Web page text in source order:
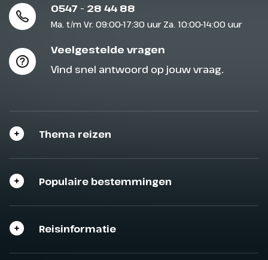
Sluit het programma
Sluiten
Sluiten
0547 - 28 44 88
Ma. t/m Vr. 09:00-17:30 uur Za. 10:00-14:00 uur
Veelgestelde vragen
Vind snel antwoord op jouw vraag.
Thema reizen
Populaire bestemmingen
Reisinformatie